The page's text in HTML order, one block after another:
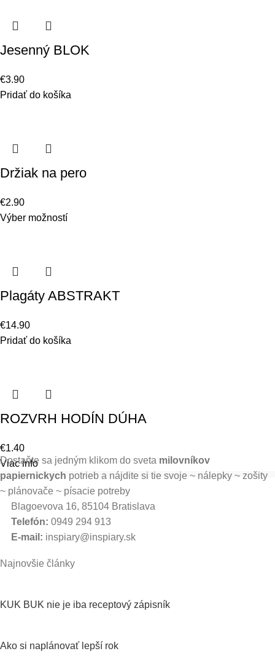
Jesenný BLOK
€3.90
Pridať do košíka
Držiak na pero
€2.90
Výber možností
Plagáty ABSTRAKT
€14.90
Pridať do košíka
ROZVRH HODÍN DÚHA
€1.40
Viac info
Dostaňte sa jedným klikom do sveta milovníkov
papiernickych potrieb a nájdite si tie svoje ~ nálepky ~ zošity
~ plánovače ~ písacie potreby
Blagoevova 16, 85104 Bratislava
Telefón: 0949 294 913
E-mail: inspiary@inspiary.sk
Najnovšie články
KUK BUK nie je iba receptový zápisník
Ako si naplánovať lepší rok